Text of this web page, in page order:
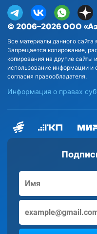
© 2006–2026 ООО
Все материалы данного сайта
Запрещается копирование,
копирования на другие
использование информации и
согласия правообладателя.
Информация о правах